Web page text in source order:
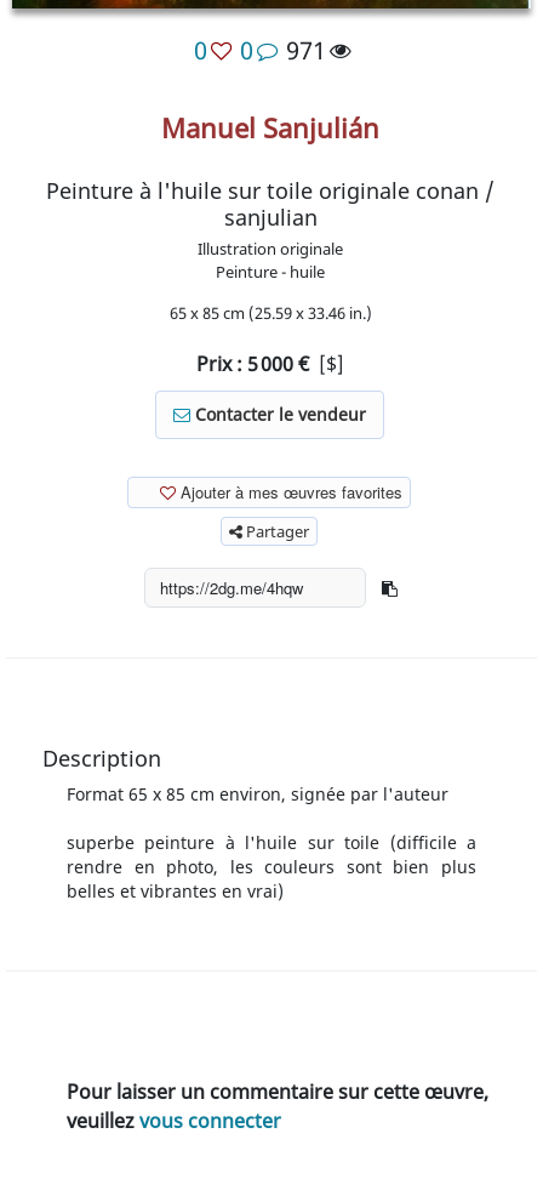
0 0 971
Manuel Sanjulián
Peinture à l'huile sur toile originale conan /
sanjulian
Illustration originale
Peinture - huile
65 x 85 cm (25.59 x 33.46 in.)
Prix : 5 000 [$]
Contacter le vendeur
Ajouter à mes œuvres favorites
Partager
Description
Format 65 x 85 cm environ, signée par l'auteur
superbe peinture à l'huile sur toile (difficile a
rendre en photo, les couleurs sont bien plus
belles et vibrantes en vrai)
Pour laisser un commentaire sur cette œuvre,
veuillezvous connecter